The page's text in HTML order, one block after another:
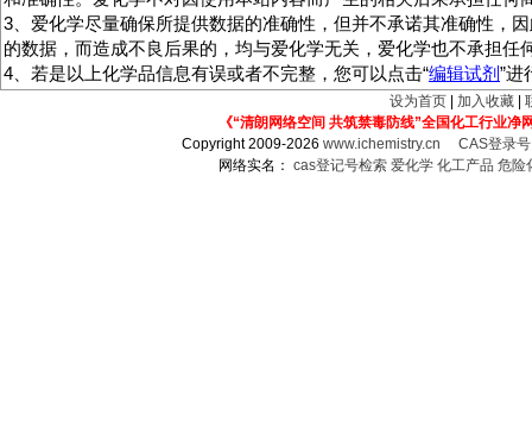
3、爱化学尽量确保所提供数据的准确性，但并不承诺其准确性，
的数据，而造成不良后果的，均与爱化学无关，爱化学也不承担任
4、若是以上化学品信息有误或者不完整，您可以点击“编辑试剂”进
设为首页 加入收藏
《“清朗网络空间 共筑禁毒防线”全国化工行业净
Copyright 2009-2026www.ichemistry.cn
CAS登录
网络实名： cas登记号检索 爱化学 化工产品 危险